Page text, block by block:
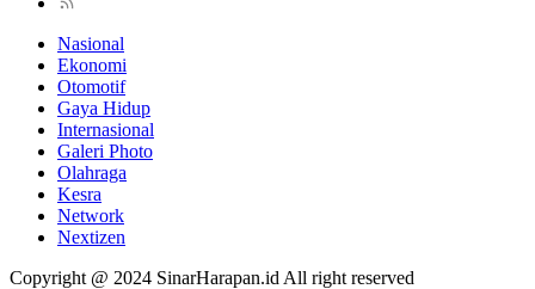
Nasional
Ekonomi
Otomotif
Gaya Hidup
Internasional
Galeri Photo
Olahraga
Kesra
Network
Nextizen
Copyright @ 2024 SinarHarapan.id All right reserved